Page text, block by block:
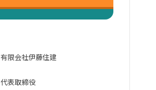
有限会社伊藤住建
代表取締役